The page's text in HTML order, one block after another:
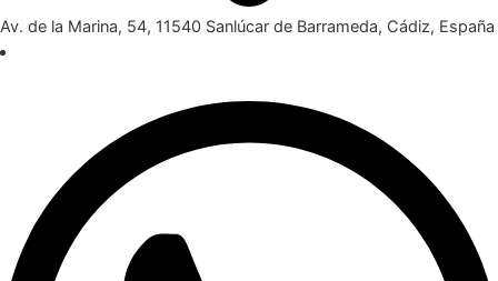
Av. de la Marina, 54, 11540 Sanlúcar de Barrameda, Cádiz, España